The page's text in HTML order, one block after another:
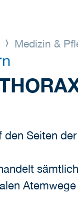
Medizin &
Seiten